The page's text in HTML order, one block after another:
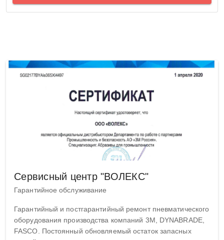
Сервисный центр "ВОЛЕКС"
Гарантийное обслуживание
Гарантийный и постгарантийный ремонт пневматического
оборудования производства компаний 3M, DYNABRADE,
FASCO. Постоянный обновляемый остаток запасных